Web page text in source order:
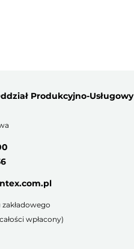
Produkcyjno-Usługowy
wpłacony)